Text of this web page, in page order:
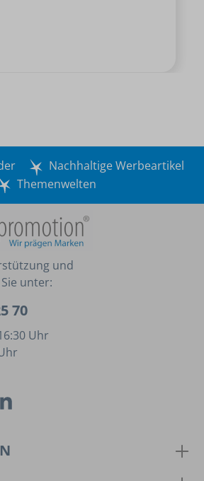
Nachhaltige Werbeartikel
Themenwelten
und
unter:
70
Uhr